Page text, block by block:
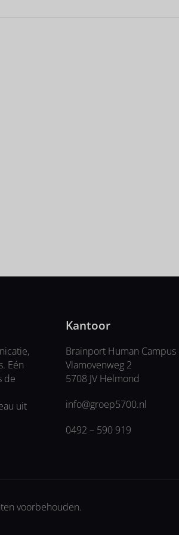
Eén
de
uit
Kantoor
Brainport Human Campus
Vlamovenweg 2
5708 JV Helmond
info@groep5700.nl
0492 – 590 919
voorbehouden.